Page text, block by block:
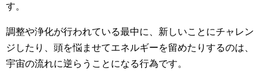
す。
調整や浄化が行われている最中に、新しいことにチャレン
ジしたり、頭を悩ませてエネルギーを留めたりするのは、
宇宙の流れに逆らうことになる行為です。